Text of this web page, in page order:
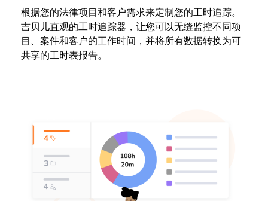
根据您的法律项目和客户需求来定制您的工时追踪。
吉贝儿直观的工时追踪器，让您可以无缝监控不同项
目、案件和客户的工作时间，并将所有数据转换为可
共享的工时表报告。